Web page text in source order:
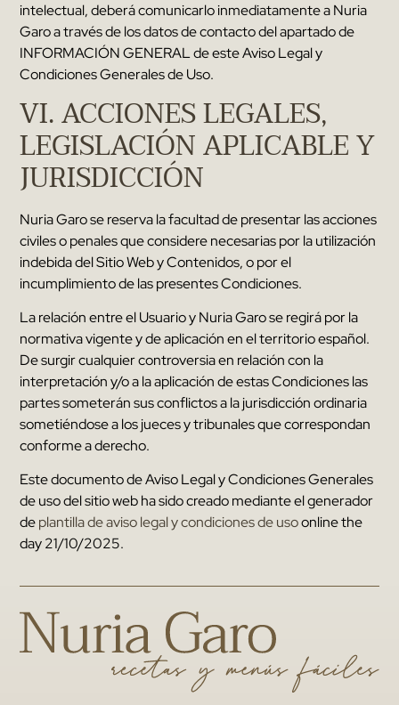
intelectual,deberá comunicarlo inmediatamente aNuria
Garoa través de los datos de contacto del apartado de
INFORMACIÓN GENERAL de este Aviso Legal y
Condiciones Generales de Uso.
VI.ACCIONES LEGALES,
LEGISLACIÓN APLICABLE Y
JURISDICCIÓN
Nuria Garose reserva la facultad de presentar las acciones
civiles o penales que considere necesarias por la utilización
indebida del Sitio Web y Contenidos,o por el
incumplimiento de las presentes Condiciones.
La relación entre el Usuario yNuria Garose regirá por la
normativa vigente y de aplicación en el territorio español.
De surgir cualquier controversia en relación con la
interpretación y/o a la aplicación de estas Condiciones las
partes someterán sus conflictos a la jurisdicción ordinaria
sometiéndose a los jueces y tribunales que correspondan
conforme a derecho.
Este documento de Aviso Legal y Condiciones Generales
de uso del sitio web ha sido creado mediante el generador
deplantilla de aviso legal y condiciones de usoonline the
day 21/10/2025.